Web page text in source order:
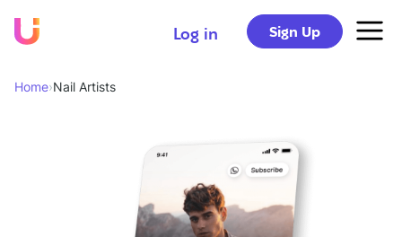
Log in Sign Up
Home›Nail Artists